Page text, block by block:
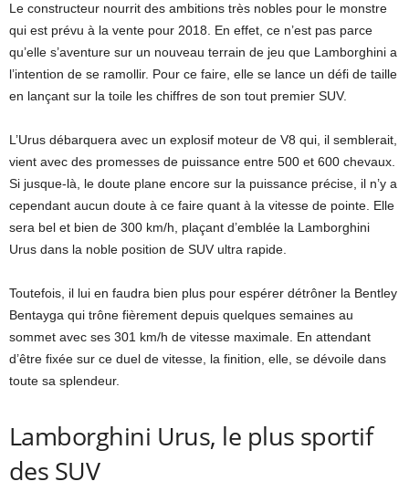
Le constructeur nourrit des ambitions très nobles pour le monstre
qui est prévu à la vente pour 2018. En effet, ce n’est pas parce
qu’elle s’aventure sur un nouveau terrain de jeu que Lamborghini a
l’intention de se ramollir. Pour ce faire, elle se lance un défi de taille
en lançant sur la toile les chiffres de son tout premier SUV.
L’Urus débarquera avec un explosif moteur de V8 qui, il semblerait,
vient avec des promesses de puissance entre 500 et 600 chevaux.
Si jusque-là, le doute plane encore sur la puissance précise, il n’y a
cependant aucun doute à ce faire quant à la vitesse de pointe. Elle
sera bel et bien de 300 km/h, plaçant d’emblée la Lamborghini
Urus dans la noble position de SUV ultra rapide.
Toutefois, il lui en faudra bien plus pour espérer détrôner la Bentley
Bentayga qui trône fièrement depuis quelques semaines au
sommet avec ses 301 km/h de vitesse maximale. En attendant
d’être fixée sur ce duel de vitesse, la finition, elle, se dévoile dans
toute sa splendeur.
Lamborghini Urus, le plus sportif
des SUV